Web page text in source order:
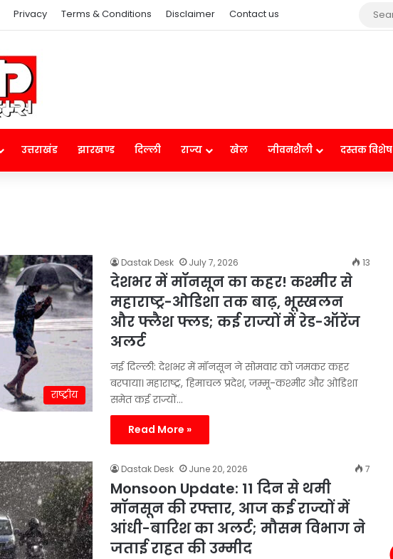
Privacy Terms & Conditions Disclaimer Contact us
उत्तराखंड झारखण्ड दिल्ली राज्य खेल जीवनशैली दस्तक विशेष
राष्ट्रीय
Dastak Desk July 7, 2026 13
देशभर में मॉनसून का कहर! कश्मीर से
महाराष्ट्र-ओडिशा तक बाढ़, भूस्खलन
और फ्लैश फ्लड; कई राज्यों में रेड-ऑरेंज
अलर्ट
नई दिल्ली: देशभर में मॉनसून ने सोमवार को जमकर कहर
बरपाया। महाराष्ट्र, हिमाचल प्रदेश, जम्मू-कश्मीर और ओडिशा
समेत कई राज्यों…
Read More »
Dastak Desk June 20, 2026 7
Monsoon Update: 11 दिन से थमी
मॉनसून की रफ्तार, आज कई राज्यों में
आंधी-बारिश का अलर्ट; मौसम विभाग ने
जताई राहत की उम्मीद